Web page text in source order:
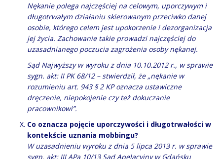
Nękanie polega najczęściej na celowym, uporczywym i
długotrwałym działaniu skierowanym przeciwko danej
osobie, którego celem jest upokorzenie i dezorganizacja
jej życia. Zachowanie takie prowadzi najczęściej do
uzasadnianego poczucia zagrożenia osoby nękanej.
Sąd Najwyższy w wyroku z dnia 10.10.2012 r., w sprawie
sygn. akt: II PK 68/12 – stwierdził, że „nękanie w
rozumieniu art. 943 § 2 KP oznacza ustawiczne
dręczenie, niepokojenie czy też dokuczanie
pracownikowi”.
Co oznacza pojęcie uporczywości i długotrwałości w
kontekście uznania mobbingu?
W uzasadnieniu wyroku z dnia 5 lipca 2013 r. w sprawie
sygn. akt: III APa 10/13 Sąd Apelacyjny w Gdańsku